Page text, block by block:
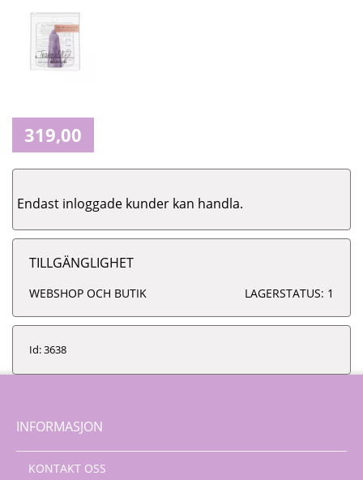
319,00
Endast inloggade kunder kan handla.
TILLGÄNGLIGHET
WEBSHOP OCH BUTIK LAGERSTATUS: 1
Id: 3638
INFORMASJON
KONTAKT OSS